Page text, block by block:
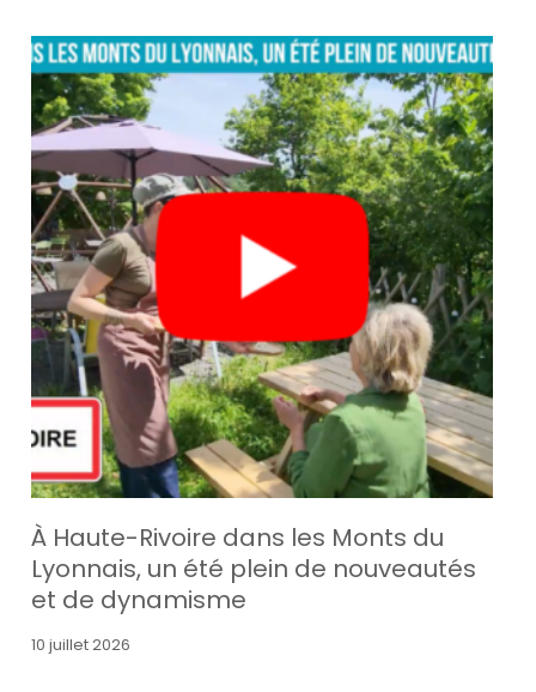
À Haute-Rivoire dans les Monts du
Lyonnais, un été plein de nouveautés
et de dynamisme
10 juillet 2026